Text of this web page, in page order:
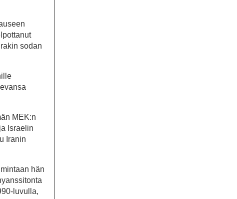
sodan
MEK:n
Israelin
Iranin
hän
luvulla,